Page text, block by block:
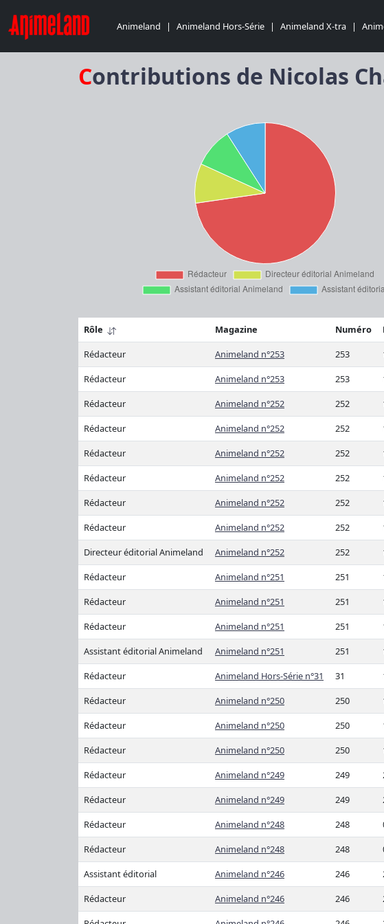
Animeland | Animeland Hors-Série | Animeland X-tra |
Contributions de Nicolas
Rôle Magazine Numéro
Rédacteur
Animeland n°253 253
Rédacteur
Animeland n°253 253
Rédacteur
Animeland n°252 252
Rédacteur
Animeland n°252 252
Rédacteur
Animeland n°252 252
Rédacteur
Animeland n°252 252
Rédacteur
Animeland n°252 252
Rédacteur
Animeland n°252 252
Directeur éditorial Animeland
Animeland n°252 252
Rédacteur
Animeland n°251 251
Rédacteur
Animeland n°251 251
Rédacteur
Animeland n°251 251
Assistant éditorial Animeland
Animeland n°251 251
Rédacteur
Animeland Hors-Série n°31 31
Rédacteur
Animeland n°250 250
Rédacteur
Animeland n°250 250
Rédacteur
Animeland n°250 250
Rédacteur
Animeland n°249 249
Rédacteur
Animeland n°249 249
Rédacteur
Animeland n°248 248
Rédacteur
Animeland n°248 248
Assistant éditorial
Animeland n°246 246
Rédacteur
Animeland n°246 246